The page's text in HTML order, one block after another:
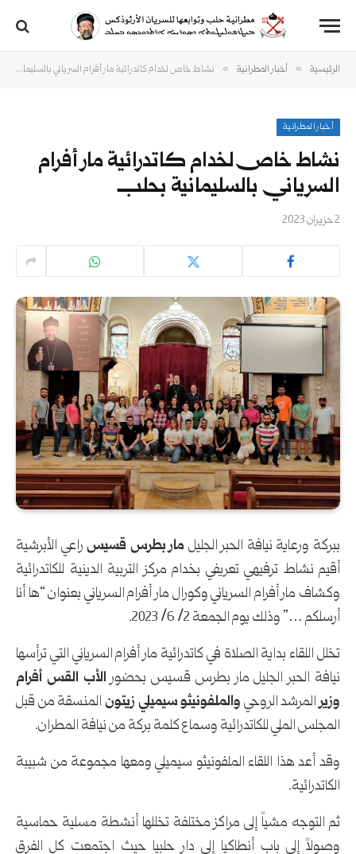
الرئيسية » أخبار المطرانية » نشاط خاص لخدام كاتدرائية مار أفرام السرياني بالسليمانية بحلب
أخبار المطرانية
نشاط خاص لخدام كاتدرائية مار أفرام
السرياني بالسليمانية بحلب
2 حزيران 2023
ببركة ورعاية نيافة الحبر الجليل مار بطرس قسيسراعي الأبرشية
أقيم نشاط ترفيهي تعريفي بخدام مركز التربية الدينية للكاتدرائية
وكشاف مار أفرام السرياني وكورال مار أفرام السرياني بعنوان “ها أنا
أرسلكم …” وذلك يوم الجمعة 2/ 6/ 2023.
تخلل اللقاء بداية الصلاة في كاتدرائية مار أفرام السرياني التي ترأسها
نيافة الحبر الجليل مار بطرس قسيس بحضور الأب القس أفرام
وزيرالمرشد الروحي والملفونيثو سيميلي زيتون المنسقة من قبل
المجلس الملي للكاتدرائية وسماع كلمة بركة من نيافة المطران.
وقد أعد هذا اللقاء الملفونيثو سيميلي ومعها مجموعة من شبيبة
الكاتدرائية.
ثم التوجه مشياً إلى مراكز مختلفة تخللها أنشطة مسلية حماسية
وصولاً إلى باب أنطاكيا إلى دار حلبيا حيث اجتمعت كل الفرق